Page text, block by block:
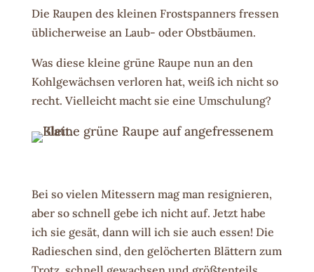
Die Raupen des kleinen Frostspanners fressen
üblicherweise an Laub- oder Obstbäumen.
Was diese kleine grüne Raupe nun an den
Kohlgewächsen verloren hat, weiß ich nicht so
recht. Vielleicht macht sie eine Umschulung?
Bei so vielen Mitessern mag man resignieren,
aber so schnell gebe ich nicht auf. Jetzt habe
ich sie gesät, dann will ich sie auch essen! Die
Radieschen sind, den gelöcherten Blättern zum